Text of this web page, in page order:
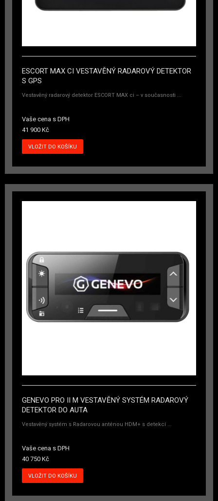
ESCORT MAX CI VESTAVĚNÝ RADAROVÝ DETEKTOR
S GPS
Vestavěný radarový detektor ESCORT MAX ci – v současnosti ...
Vaše cena s DPH
41 900 Kč
GENEVO PRO II M VESTAVĚNÝ SYSTÉM RADAROVÝ
DETEKTOR DO AUTA
Vestavěný systém s Radarovou anténou HDM+ s detekcí ...
Vaše cena s DPH
40 750 Kč